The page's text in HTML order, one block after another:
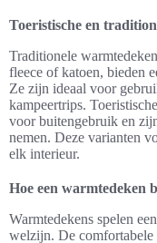
Toeristische en
Traditionele
fleece of katoen, bieden
Ze zijn ideaal voor
kampeertrips.
voor buitengebruik en
nemen. Deze varianten
elk interieur.
Hoe een warmtedeken
Warmtedekens spelen
welzijn. De comfortabele